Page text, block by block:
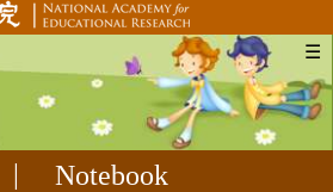
☰
Notebook